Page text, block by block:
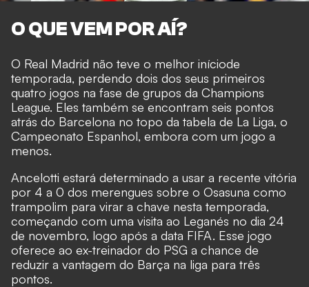
O QUE VEM POR AÍ?
O Real Madrid não teve o melhor iníciode
temporada, perdendo dois dos seus primeiros
quatro jogos na fase de grupos da Champions
League. Eles também se encontram seis pontos
atrás do Barcelona no topo da tabela de La Liga, o
Campeonato Espanhol, embora com um jogo a
menos.
Ancelotti estará determinado a usar a recente vitória
por 4 a 0 dos merengues sobre o Osasuna como
trampolim para virar a chave nesta temporada,
começando com uma visita ao Leganés no dia 24
de novembro, logo após a data FIFA. Esse jogo
oferece ao ex-treinador do PSG a chance de
reduzir a vantagem do Barça na liga para três
pontos.